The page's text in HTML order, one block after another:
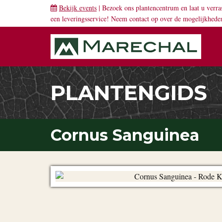
Bekijk events | Bezoek ons plantencentrum en laat u
een leveringsservice! Neem contact op over de
PLANTENGIDS
Cornus Sanguinea